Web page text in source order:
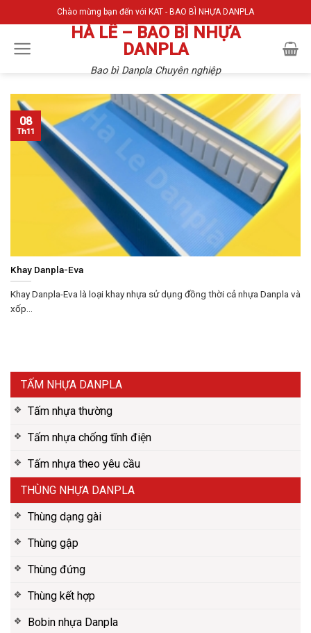
to
content
Chào mừng bạn đến với KAT - BAO BÌ NHỰA DANPLA
HÀ LÊ – BAO BÌ NHỰA
DANPLA
Bao bì Danpla Chuyên nghiệp
TẤM NHỰA DANPLA
Tấm nhựa thường
Tấm nhựa chống tĩnh điện
Tấm nhựa theo yêu cầu
THÙNG NHỰA DANPLA
Thùng dạng gài
Thùng gập
Thùng đứng
Thùng kết hợp
Bobin nhựa Danpla
Khay Danpla-Eva
Khay Danpla-Eva là loại khay nhựa sử dụng đồng thời cả nhựa Danpla và
xốp...
08
Th11